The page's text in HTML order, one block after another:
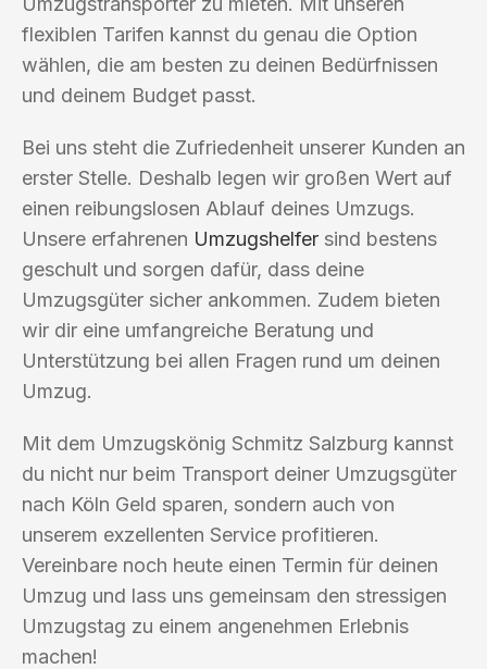
flexiblen Tarifen kannst du genau die Option
wählen, die am besten zu deinen Bedürfnissen
und deinem Budget passt.
Bei uns steht die Zufriedenheit unserer Kunden an
erster Stelle. Deshalb legen wir großen Wert auf
einen reibungslosen Ablauf deines Umzugs.
Unsere erfahrenen Umzugshelfer sind bestens
geschult und sorgen dafür, dass deine
Umzugsgüter sicher ankommen. Zudem bieten
wir dir eine umfangreiche Beratung und
Unterstützung bei allen Fragen rund um deinen
Umzug.
Mit dem Umzugskönig Schmitz Salzburg kannst
du nicht nur beim Transport deiner Umzugsgüter
nach Köln Geld sparen, sondern auch von
unserem exzellenten Service profitieren.
Vereinbare noch heute einen Termin für deinen
Umzug und lass uns gemeinsam den stressigen
Umzugstag zu einem angenehmen Erlebnis
machen!